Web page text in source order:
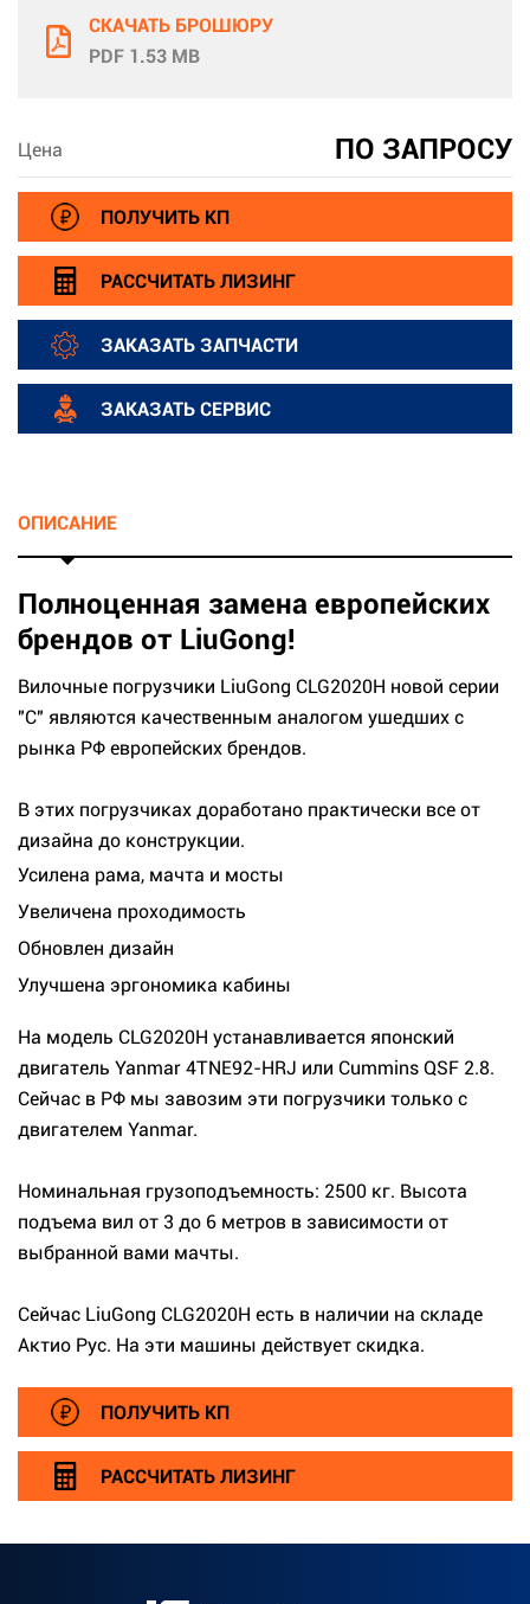
СКАЧАТЬ БРОШЮРУ
PDF 1.53 MB
Цена ПО ЗАПРОСУ
ПОЛУЧИТЬ КП
РАССЧИТАТЬ ЛИЗИНГ
ЗАКАЗАТЬ ЗАПЧАСТИ
ЗАКАЗАТЬ СЕРВИС
ОПИСАНИЕ
Полноценная замена европейских
брендов от LiuGong!
Вилочные погрузчики LiuGong CLG2020H новой серии
"С" являются качественным аналогом ушедших с
рынка РФ европейских брендов.
В этих погрузчиках доработано практически все от
дизайна до конструкции.
Усилена рама, мачта и мосты
Увеличена проходимость
Обновлен дизайн
Улучшена эргономика кабины
На модель CLG2020H устанавливается японский
двигатель Yanmar 4TNE92-HRJ или Cummins QSF 2.8.
Сейчас в РФ мы завозим эти погрузчики только с
двигателем Yanmar.
Номинальная грузоподъемность: 2500 кг. Высота
подъема вил от 3 до 6 метров в зависимости от
выбранной вами мачты.
Сейчас LiuGong CLG2020H есть в наличии на складе
Актио Рус. На эти машины действует скидка.
ПОЛУЧИТЬ КП
РАССЧИТАТЬ ЛИЗИНГ